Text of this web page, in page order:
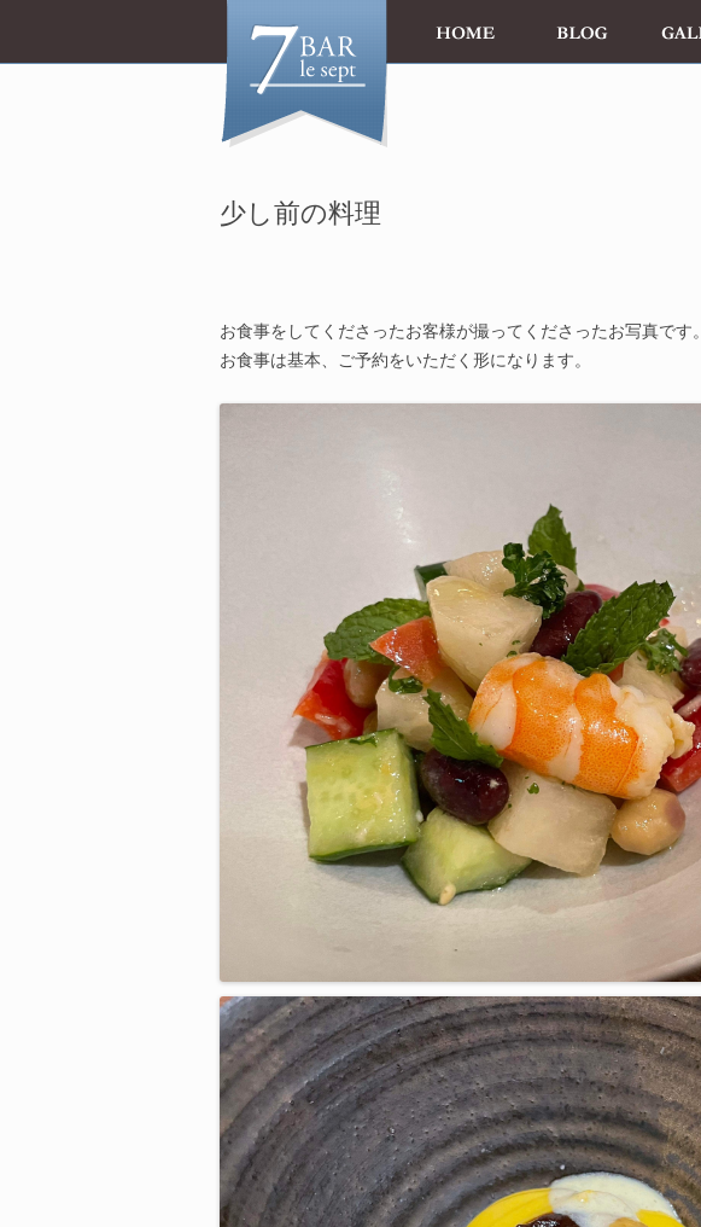
少し前の料理
お食事をしてくださったお客様が撮ってくださったお写真です。
お食事は基本、ご予約をいただく形になります。